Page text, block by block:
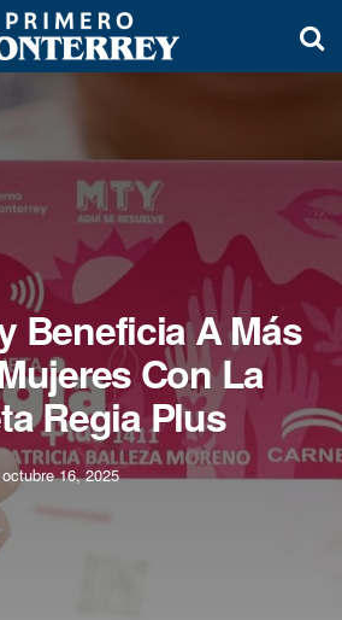
Beneficia A Más
Con La
Regia Plus
octubre 16, 2025